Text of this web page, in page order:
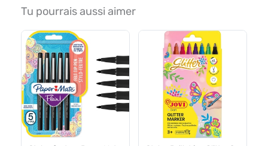
Tu pourrais aussi aimer